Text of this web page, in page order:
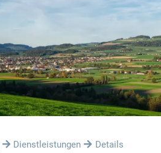
Dienstleistungen Details